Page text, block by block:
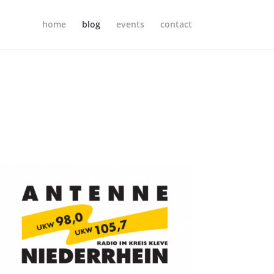
home blog events contact